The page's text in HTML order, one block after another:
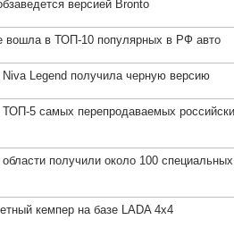
версией Bronto
вошла в ТОП-10 популярных в РФ авто
Niva Legend получила черную версию
ТОП-5 самых перепродаваемых
получили около 100
кемпер на базе LADA 4х4